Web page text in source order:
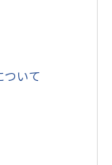
ついて